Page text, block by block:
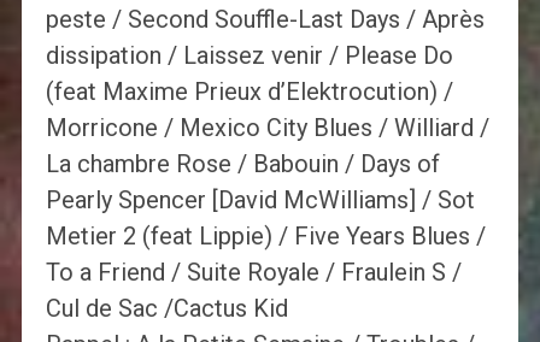
peste / Second Souffle-Last Days / Après
dissipation / Laissez venir / Please Do
(feat Maxime Prieux d’Elektrocution) /
Morricone / Mexico City Blues / Williard /
La chambre Rose / Babouin / Days of
Pearly Spencer [David McWilliams] / Sot
Metier 2 (feat Lippie) / Five Years Blues /
To a Friend / Suite Royale / Fraulein S /
Cul de Sac /Cactus Kid